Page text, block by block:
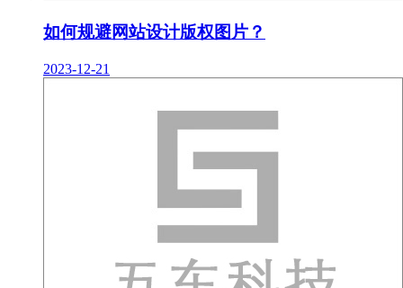
如何规避网站设计版权图片？
2023-12-21